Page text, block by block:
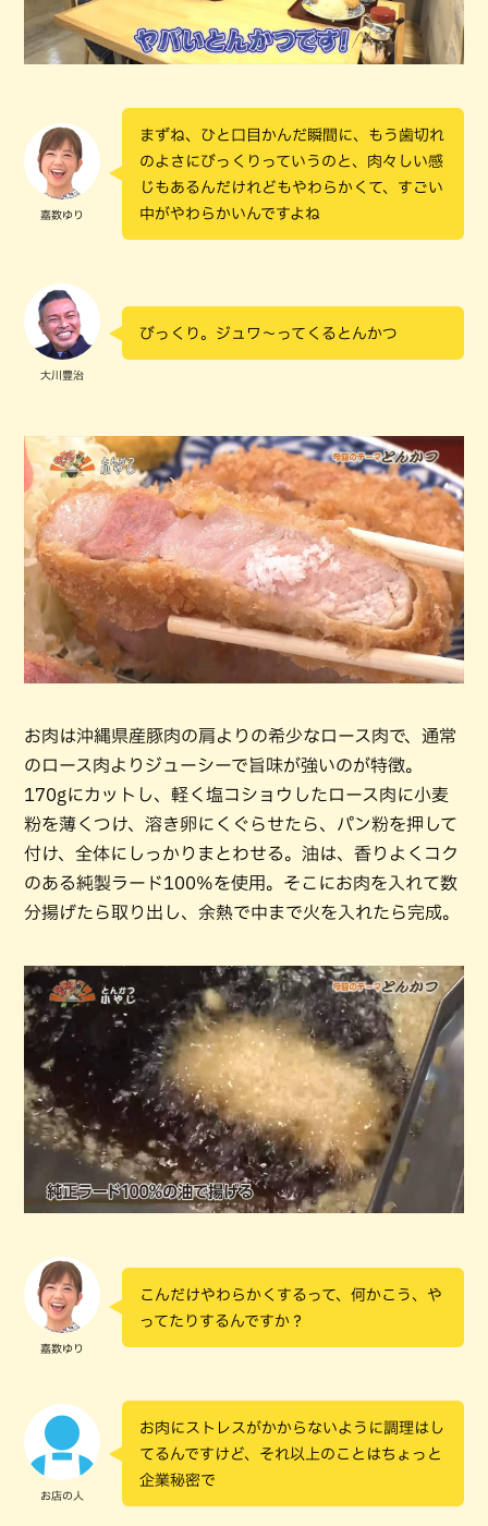
嘉数ゆり
まずね、ひと口目かんだ瞬間に、もう歯切れ
のよさにびっくりっていうのと、肉々しい感
じもあるんだけれどもやわらかくて、すごい
中がやわらかいんですよね
大川豊治
びっくり。ジュワ～ってくるとんかつ
お肉は沖縄県産豚肉の肩よりの希少なロース肉で、通常
のロース肉よりジューシーで旨味が強いのが特徴。
170gにカットし、軽く塩コショウしたロース肉に小麦
粉を薄くつけ、溶き卵にくぐらせたら、パン粉を押して
付け、全体にしっかりまとわせる。油は、香りよくコク
のある純製ラード100%を使用。そこにお肉を入れて数
分揚げたら取り出し、余熱で中まで火を入れたら完成。
嘉数ゆり
こんだけやわらかくするって、何かこう、や
ってたりするんですか？
お店の人
お肉にストレスがかからないように調理はし
てるんですけど、それ以上のことはちょっと
企業秘密で